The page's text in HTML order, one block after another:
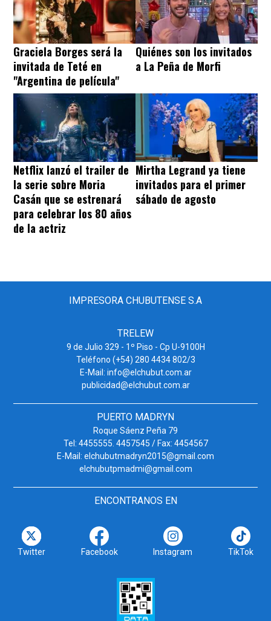
Graciela Borges será la
invitada de Teté en
"Argentina de película"
Quiénes son los invitados
a La Peña de Morfi
Netflix lanzó el trailer de
la serie sobre Moria
Casán que se estrenará
para celebrar los 80 años
de la actriz
Mirtha Legrand ya tiene
invitados para el primer
sábado de agosto
IMPRESORA CHUBUTENSE S.A
TRELEW
9 de Julio 329 - 1º Piso - Cp U-9100H
Teléfono (+54) 280 4434 802/3
E-Mail: info@elchubut.com.ar
publicidad@elchubut.com.ar
PUERTO MADRYN
Roque Sáenz Peña 79
Tel: 4455555. 4457545 / Fax: 4454567
E-Mail: elchubutmadryn2015@gmail.com
elchubutpmadmi@gmail.com
ENCONTRANOS EN
Twitter Facebook Instagram TikTok